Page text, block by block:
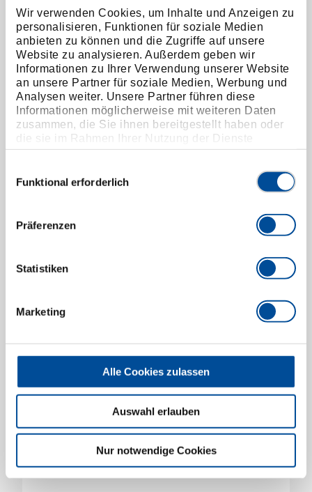
Wir verwenden Cookies, um Inhalte und Anzeigen zu
personalisieren, Funktionen für soziale Medien
anbieten zu können und die Zugriffe auf unsere
Website zu analysieren. Außerdem geben wir
Informationen zu Ihrer Verwendung unserer Website
an unsere Partner für soziale Medien, Werbung und
Analysen weiter. Unsere Partner führen diese
Informationen möglicherweise mit weiteren Daten
zusammen, die Sie ihnen bereitgestellt haben oder
die sie im Rahmen Ihrer Nutzung der Dienste
gesammelt haben. Unsere vollständige
Funktional erforderlich
Präferenzen
Statistiken
Marketing
Alle Cookies zulassen
Auswahl erlauben
Nur notwendige Cookies
Doppelringschlüssel 24x26mm
3300916/ R01102426
Preis auf Anfrage
Preis auf Anfrage